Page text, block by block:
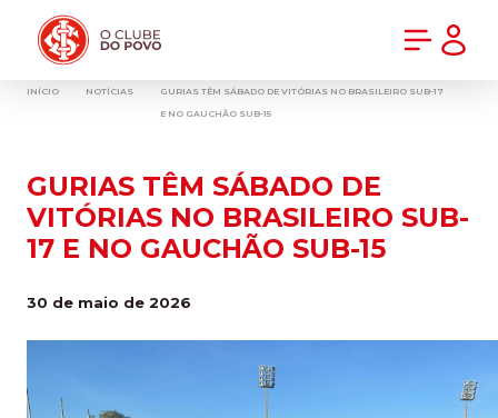
INÍCIO NOTÍCIAS
GURIAS TÊM SÁBADO DE VITÓRIAS NO BRASILEIRO SUB-17
E NO GAUCHÃO SUB-15
GURIAS TÊM SÁBADO DE
VITÓRIAS NO BRASILEIRO SUB-
17 E NO GAUCHÃO SUB-15
30 de maio de 2026